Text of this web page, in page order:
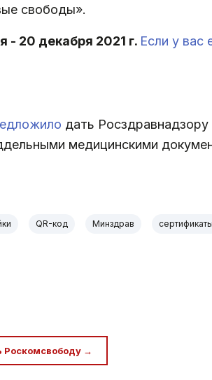
свободы».
- 20 декабря 2021 г. Если у вас
дать
медицинскими
QR-код Минздрав сертификаты
Роскомсвободу →